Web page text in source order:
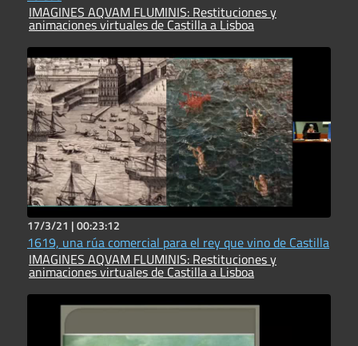
IMAGINES AQVAM FLUMINIS: Restituciones y
animaciones virtuales de Castilla a Lisboa
17/3/21 |00:23:12
1619, una rúa comercial para el rey que vino de Castilla
IMAGINES AQVAM FLUMINIS: Restituciones y
animaciones virtuales de Castilla a Lisboa